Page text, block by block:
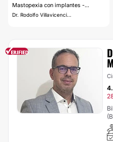
Mastopexia con implantes -...
Dr. Rodolfo Villavicenci...